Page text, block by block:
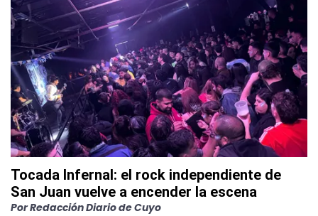
Tocada Infernal: el rock independiente de
San Juan vuelve a encender la escena
PorRedacción Diario de Cuyo